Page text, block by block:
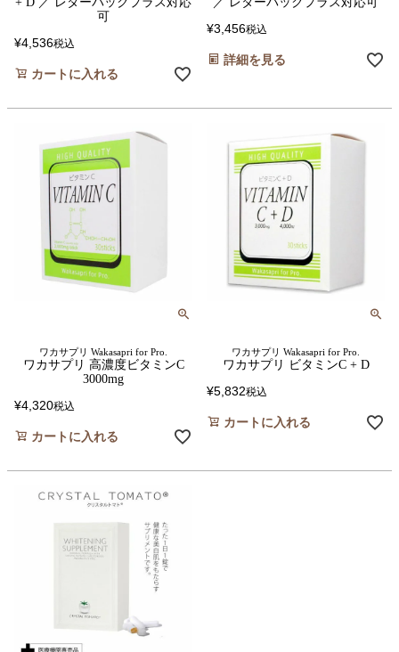
可
¥4,536税込
カートに入れる
¥3,456税込
詳細を見る
ワカサプリ Wakasapri for Pro.
ワカサプリ 高濃度ビタミンC
3000mg
¥4,320税込
カートに入れる
ワカサプリ Wakasapri for Pro.
ワカサプリ ビタミンC + D
¥5,832税込
カートに入れる